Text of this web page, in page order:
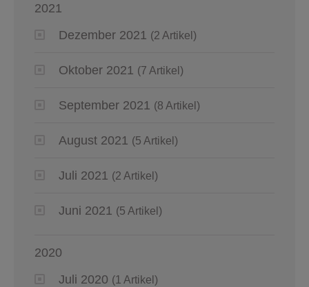
2021
Dezember 2021 (2 Artikel)
Oktober 2021 (7 Artikel)
September 2021 (8 Artikel)
August 2021 (5 Artikel)
Juli 2021 (2 Artikel)
Juni 2021 (5 Artikel)
2020
Juli 2020 (1 Artikel)